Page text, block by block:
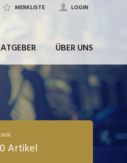
ÜBER UNS
MERKLISTE LOGIN
Artikel